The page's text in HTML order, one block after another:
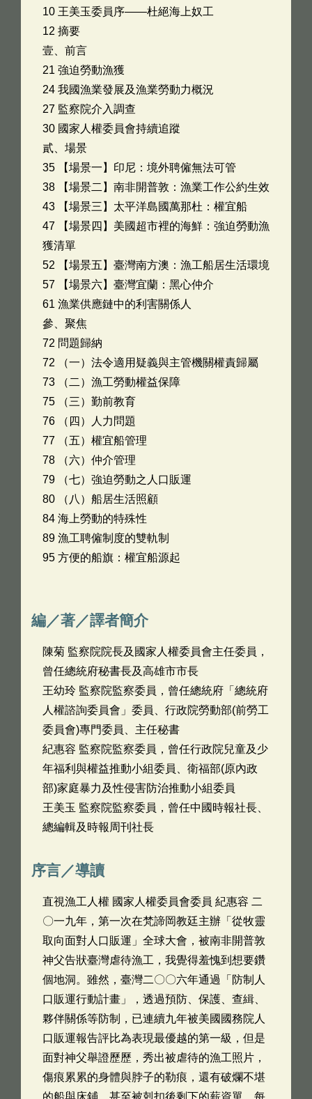
10 王美玉委員序——杜絕海上奴工
12 摘要
壹、前言
21 強迫勞動漁獲
24 我國漁業發展及漁業勞動力概況
27 監察院介入調查
30 國家人權委員會持續追蹤
貳、場景
35 【場景一】印尼：境外聘僱無法可管
38 【場景二】南非開普敦：漁業工作公約生效
43 【場景三】太平洋島國萬那杜：權宜船
47 【場景四】美國超市裡的海鮮：強迫勞動漁
獲清單
52 【場景五】臺灣南方澳：漁工船居生活環境
57 【場景六】臺灣宜蘭：黑心仲介
61 漁業供應鏈中的利害關係人
參、聚焦
72 問題歸納
72 （一）法令適用疑義與主管機關權責歸屬
73 （二）漁工勞動權益保障
75 （三）勤前教育
76 （四）人力問題
77 （五）權宜船管理
78 （六）仲介管理
79 （七）強迫勞動之人口販運
80 （八）船居生活照顧
84 海上勞動的特殊性
89 漁工聘僱制度的雙軌制
95 方便的船旗：權宜船源起
編／著／譯者簡介
陳菊 監察院院長及國家人權委員會主任委員，
曾任總統府秘書長及高雄市市長
王幼玲 監察院監察委員，曾任總統府「總統府
人權諮詢委員會」委員、行政院勞動部(前勞工
委員會)專門委員、主任秘書
紀惠容 監察院監察委員，曾任行政院兒童及少
年福利與權益推動小組委員、衛福部(原內政
部)家庭暴力及性侵害防治推動小組委員
王美玉 監察院監察委員，曾任中國時報社長、
總編輯及時報周刊社長
序言／導讀
直視漁工人權 國家人權委員會委員 紀惠容 二
〇一九年，第一次在梵諦岡教廷主辦「從牧靈
取向面對人口販運」全球大會，被南非開普敦
神父告狀臺灣虐待漁工，我覺得羞愧到想要鑽
個地洞。雖然，臺灣二〇〇六年通過「防制人
口販運行動計畫」，透過預防、保護、查緝、
夥伴關係等防制，已連續九年被美國國務院人
口販運報告評比為表現最優越的第一級，但是
面對神父舉證歷歷，秀出被虐待的漁工照片，
傷痕累累的身體與脖子的勒痕，還有破爛不堪
的船與床鋪，甚至被剋扣後剩下的薪資單，每